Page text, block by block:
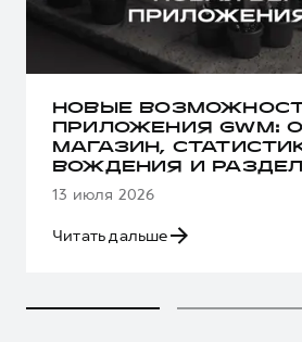
НОВЫЕ
ПРИЛОЖЕНИЯ GWM:
МАГАЗИН,
ВОЖДЕНИЯ И РАЗДЕЛ
13 июля 2026
Читать дальше